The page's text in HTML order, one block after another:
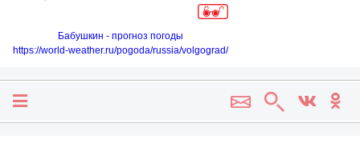
Бабушкин - прогноз погоды
https://world-weather.ru/pogoda/russia/volgograd/